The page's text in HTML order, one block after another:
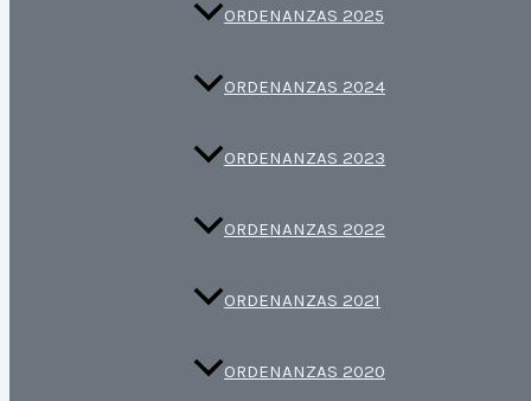
ORDENANZAS 2025
ORDENANZAS 2024
ORDENANZAS 2023
ORDENANZAS 2022
ORDENANZAS 2021
ORDENANZAS 2020